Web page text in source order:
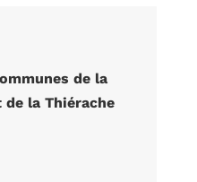
de la
de la Thiérache